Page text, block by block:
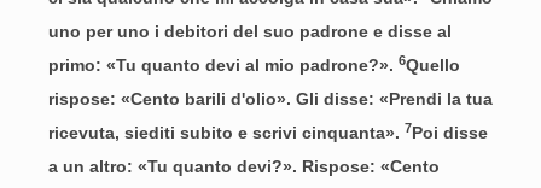
uno per uno i debitori del suo padrone e disse al
primo: «Tu quanto devi al mio padrone?». 6Quello
rispose: «Cento barili d'olio». Gli disse: «Prendi la tua
ricevuta, siediti subito e scrivi cinquanta». 7Poi disse
a un altro: «Tu quanto devi?». Rispose: «Cento